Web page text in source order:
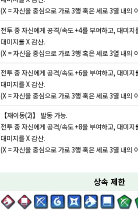
(X = 자신을 중심으로 가로 3행 혹은 세로 3열 내의
전투 중 자신에게 공격/속도 +4를 부여하고, 대미
대미지를 X 감산.
(X = 자신을 중심으로 가로 3행 혹은 세로 3열 내의
전투 중 자신에게 공격/속도 +6을 부여하고, 대미
대미지를 X 감산.
(X = 자신을 중심으로 가로 3행 혹은 세로 3열 내의
【재이동(2)】 발동 가능.
전투 중 자신에게 공격/속도 +8을 부여하고, 대미
대미지를 X 감산.
(X = 자신을 중심으로 가로 3행 혹은 세로 3열 내의
상속 제한